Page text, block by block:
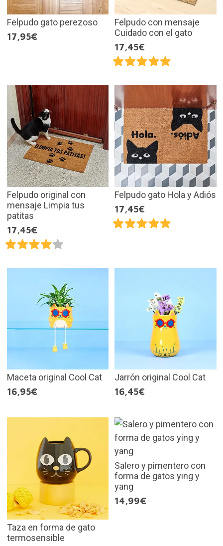
Felpudo gato perezoso
17,95€
Felpudo con mensaje
Cuidado con el gato
17,45€
Felpudo original con
mensaje Limpia tus
patitas
17,45€
Felpudo gato Hola y Adiós
17,45€
Maceta original Cool Cat
16,95€
Jarrón original Cool Cat
16,45€
Taza en forma de gato
termosensible
Salero y pimentero con
forma de gatos ying y
yang
14,99€